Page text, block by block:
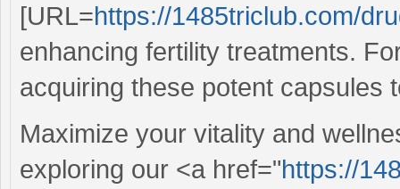
[URL=https://1485triclub.com/
enhancing fertility treatments.
acquiring these potent capsules
Maximize your vitality and
exploring our <a href="https://